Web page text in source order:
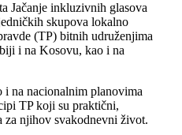
Jačanje inkluzivnih glasova
skupova lokalno
(TP) bitnih udruženjima
i na Kosovu, kao i na
na nacionalnim planovima
TP koji su praktični,
za njihov svakodnevni život.